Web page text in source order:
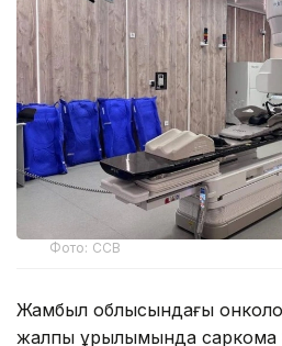
Фото: ССВ
Жамбыл облысындағы
жалпы құрылымында